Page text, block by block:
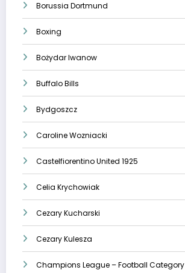
Borussia Dortmund
Boxing
Bożydar Iwanow
Buffalo Bills
Bydgoszcz
Caroline Wozniacki
Castelfiorentino United 1925
Celia Krychowiak
Cezary Kucharski
Cezary Kulesza
Champions League – Football Category